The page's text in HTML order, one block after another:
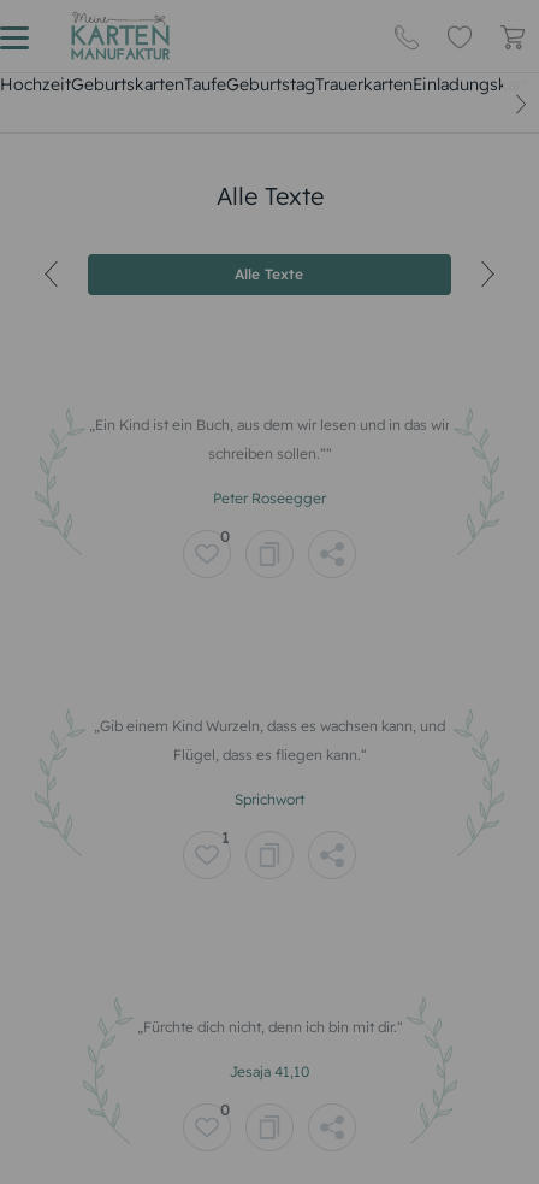
HochzeitGeburtskartenTaufeGeburtstagTrauerkarten
Alle Texte
Alle Texte
Ein Kind ist ein Buch, aus dem wir lesen und in das wir
schreiben sollen.“
Peter Roseegger
0
Gib einem Kind Wurzeln, dass es wachsen kann, und
Flügel, dass es fliegen kann.
Sprichwort
1
Fürchte dich nicht, denn ich bin mit dir.
Jesaja 41,10
0